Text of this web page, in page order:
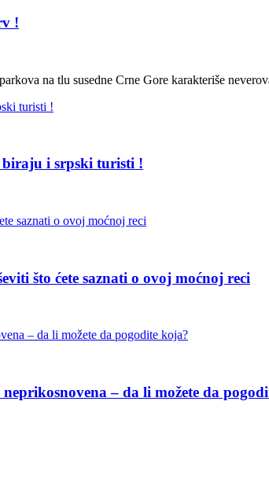
!
na tlu susedne Crne Gore karakteriše
biraju i srpski turisti !
što ćete saznati o ovoj moćnoj reci
– da li možete da